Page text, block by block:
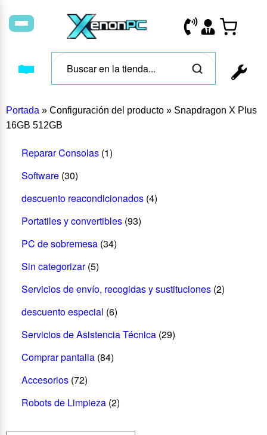
Portada » Configuración del producto » Snapdragon X Plus
16GB 512GB
Reparar Consolas (1)
Software (30)
descuento reacondicionados (4)
Portatiles y convertibles (93)
PC de sobremesa (34)
Sin categorizar (5)
Servicios de envío, recogidas y sustituciones (2)
descuento especial (6)
Servicios de Asistencia Técnica (29)
Comprar pantalla (84)
Accesorios (72)
Robots de Limpieza (2)